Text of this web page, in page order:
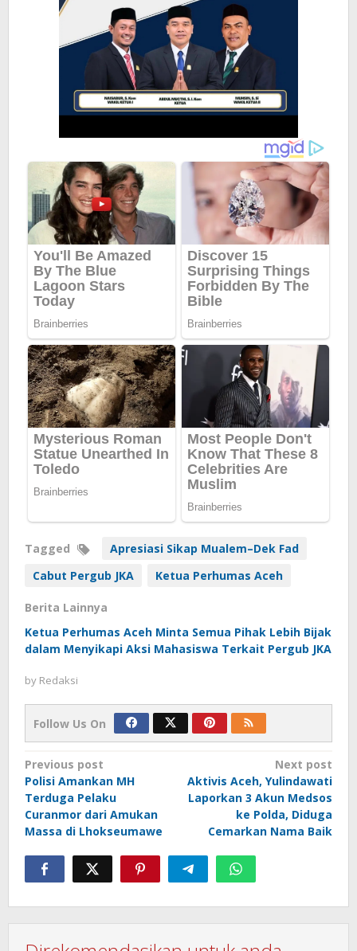
Tagged
Apresiasi Sikap Mualem–Dek Fad
Cabut Pergub JKA
Ketua Perhumas Aceh
Berita Lainnya
Ketua Perhumas Aceh Minta Semua Pihak Lebih Bijak
dalam Menyikapi Aksi Mahasiswa Terkait Pergub JKA
by Redaksi
Follow Us On
Post
navigation
Previous post
Polisi Amankan MH
Terduga Pelaku
Curanmor dari Amukan
Massa di Lhokseumawe
Next post
Aktivis Aceh, Yulindawati
Laporkan 3 Akun Medsos
ke Polda, Diduga
Cemarkan Nama Baik